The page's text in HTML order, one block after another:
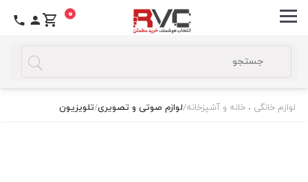
0
لوازم خانگی ، خانه و آشپزخانه/لوازم صوتی و تصویری/تلویزیون